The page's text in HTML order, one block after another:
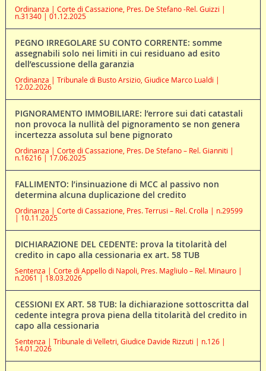
Ordinanza | Corte di Cassazione, Pres. De Stefano -Rel. Guizzi |
n.31340 | 01.12.2025
PEGNO IRREGOLARE SU CONTO CORRENTE: somme
assegnabili solo nei limiti in cui residuano ad esito
dell’escussione della garanzia
Ordinanza | Tribunale di Busto Arsizio, Giudice Marco Lualdi |
12.02.2026
PIGNORAMENTO IMMOBILIARE: l’errore sui dati catastali
non provoca la nullità del pignoramento se non genera
incertezza assoluta sul bene pignorato
Ordinanza | Corte di Cassazione, Pres. De Stefano – Rel. Gianniti |
n.16216 | 17.06.2025
FALLIMENTO: l’insinuazione di MCC al passivo non
determina alcuna duplicazione del credito
Ordinanza | Corte di Cassazione, Pres. Terrusi – Rel. Crolla | n.29599
| 10.11.2025
DICHIARAZIONE DEL CEDENTE: prova la titolarità del
credito in capo alla cessionaria ex art. 58 TUB
Sentenza | Corte di Appello di Napoli, Pres. Magliulo – Rel. Minauro |
n.2061 | 18.03.2026
CESSIONI EX ART. 58 TUB: la dichiarazione sottoscritta dal
cedente integra prova piena della titolarità del credito in
capo alla cessionaria
Sentenza | Tribunale di Velletri, Giudice Davide Rizzuti | n.126 |
14.01.2026